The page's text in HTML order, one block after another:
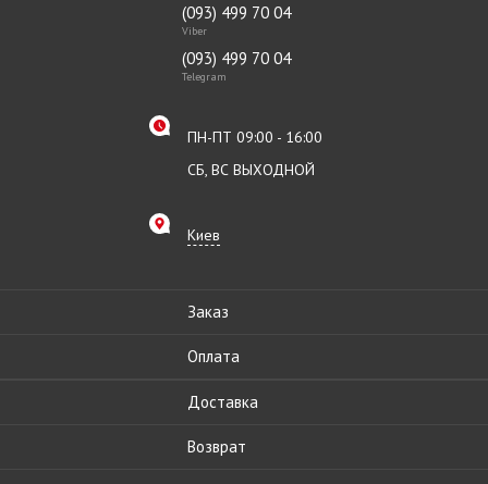
(093) 499 70 04
Viber
(093) 499 70 04
Telegram
ПН-ПТ 09:00 - 16:00
СБ, ВС ВЫХОДНОЙ
Киев
Заказ
Оплата
Доставка
Возврат